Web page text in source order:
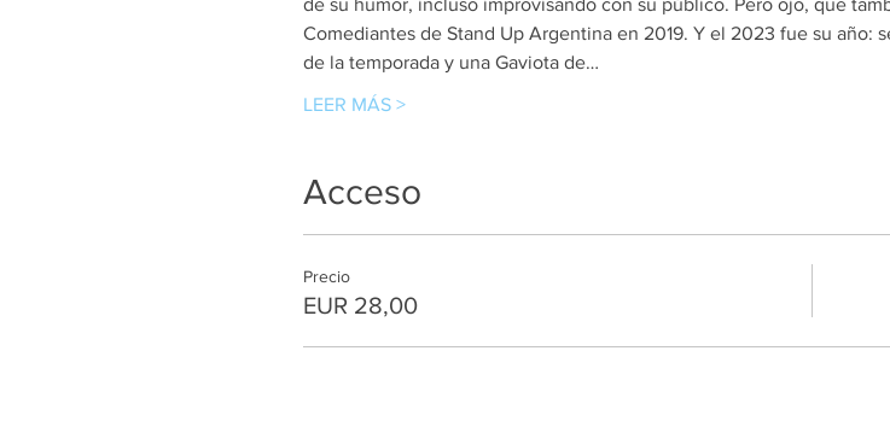
de su humor, incluso improvisando con su público. Pero ojo, que
Comediantes de Stand Up Argentina en 2019. Y el 2023 fue su año:
de la temporada y una Gaviota de…
LEER MÁS >
Acceso
Precio
EUR 28,00